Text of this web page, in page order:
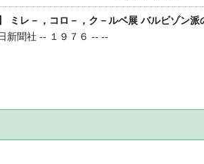
ミレ－，コロ－，ク－ルベ展 バルビゾン派
新聞社 -- １９７６ -- --